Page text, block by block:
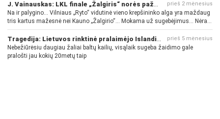
prieš 2 mėnesius
Na ir palygino... Vilniaus „Ryto“ vidutinė vieno krepšininko alga yra maždaug
tris kartus mažesnė nei Kauno „Žalgirio“... Mokama už sugebėjimus... Nėra
pinigų - nėra gerų žaidėjų...
prieš 5 mėnesius
Nebežiūrėsiu daugiau žaliai baltų kailių, visąlaik sugeba žaidimo gale
pralošti jau kokių 20metų taip